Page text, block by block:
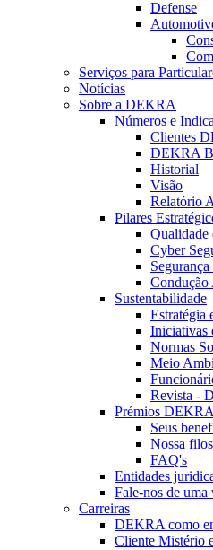
Defense
Serviços para
Notícias
Sobre a DEKRA
Números e
Clientes
DEKRA
Historial
Visão
Relatório
Pilares
Qualidade
Cyber
Condução
Sustentabilidade
Estratégia
Iniciativas
Normas
Meio
Revista -
Prémios DEKRA
Seus
Nossa
FAQ's
Entidades
Fale-nos de
Carreiras
DEKRA como
Cliente Mistério